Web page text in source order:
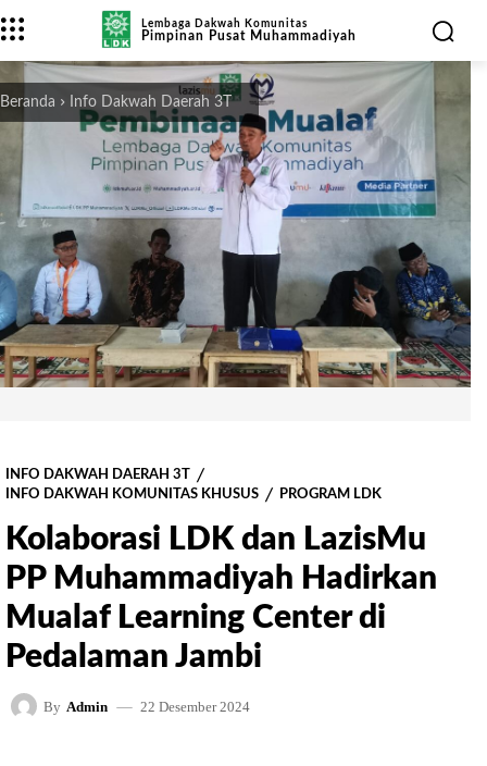
Lembaga Dakwah Komunitas
Pimpinan Pusat Muhammadiyah
Beranda Info Dakwah Daerah 3T
INFO DAKWAH DAERAH 3T
INFO DAKWAH KOMUNITAS KHUSUS
PROGRAM LDK
Kolaborasi LDK dan LazisMu
PP Muhammadiyah Hadirkan
Mualaf Learning Center di
Pedalaman Jambi
By Admin 22 Desember 2024